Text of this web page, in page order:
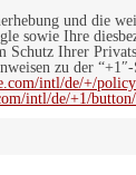
und die
sowie Ihre
Schutz Ihrer
zu der
intl/de/+/
intl/de/+1/